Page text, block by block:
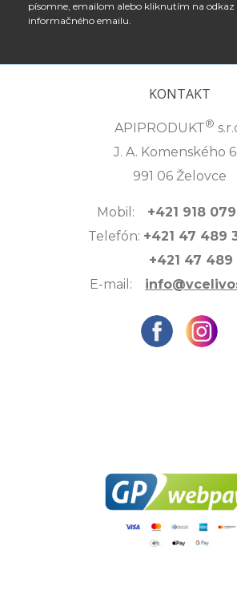
písomne, emailom alebo kliknutím na
informačného emailu.
KONTAKT
APIPRODUKT®
J. A. Komenského
991 06 Želovce
Mobil: +421 918 079
Telefón: +421 47 489
+421 47 489
E-mail: